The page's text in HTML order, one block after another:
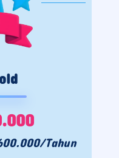
Tahun